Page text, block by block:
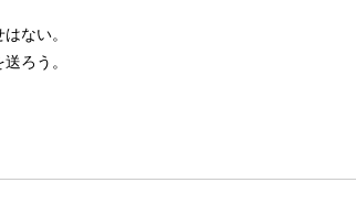
ない。
ろう。